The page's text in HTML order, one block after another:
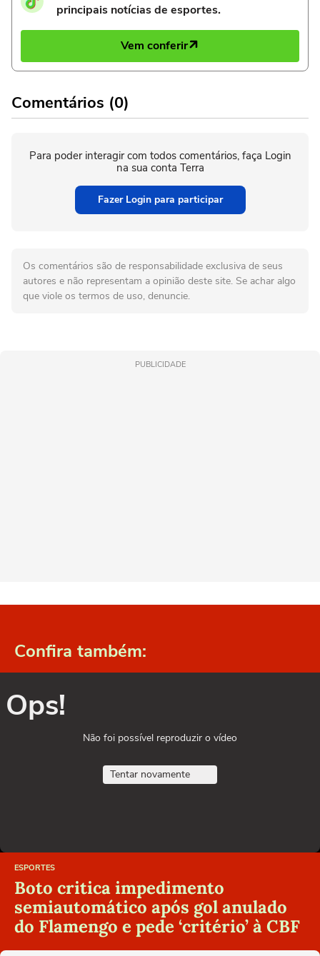
principais notícias de esportes.
Vem conferir
Comentários (0)
Para poder interagir com todos comentários, faça Login
na sua conta Terra
Fazer Login para participar
Os comentários são de responsabilidade exclusiva de seus
autores e não representam a opinião deste site. Se achar algo
que viole os termos de uso, denuncie.
PUBLICIDADE
Confira também:
Ops!
Não foi possível reproduzir o vídeo
Tentar novamente
ESPORTES
Boto critica impedimento
semiautomático após gol anulado
do Flamengo e pede ‘critério’ à CBF